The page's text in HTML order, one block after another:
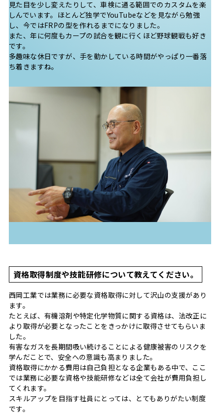
見た目を少し変えたりして、車検に通る範囲でのカスタムを楽
しんでいます。ほとんど独学でYouTubeなどを見ながら勉強
し、今ではFRPの型を作れるまでになりました。
また、年に何度もカープの試合を観に行くほど野球観戦も好き
です。
多趣味な休日ですが、手を動かしている時間がやっぱり一番落
ち着きますね。
資格取得制度や技能研修について教えてください。
西岡工業では業務に必要な資格取得に対して沢山の支援があり
ます。
たとえば、有機溶剤や特定化学物質に関する資格は、法改正に
より取得が必要となったことをきっかけに取得させてもらいま
した。
有害なガスを長期間吸い続けることによる健康被害のリスクを
学んだことで、安全への意識も高まりました。
資格取得にかかる費用は自己負担となる企業もある中で、ここ
では業務に必要な資格や技能研修などは全て会社が費用負担し
てくれます。
スキルアップを目指す社員にとっては、とてもありがたい制度
です。